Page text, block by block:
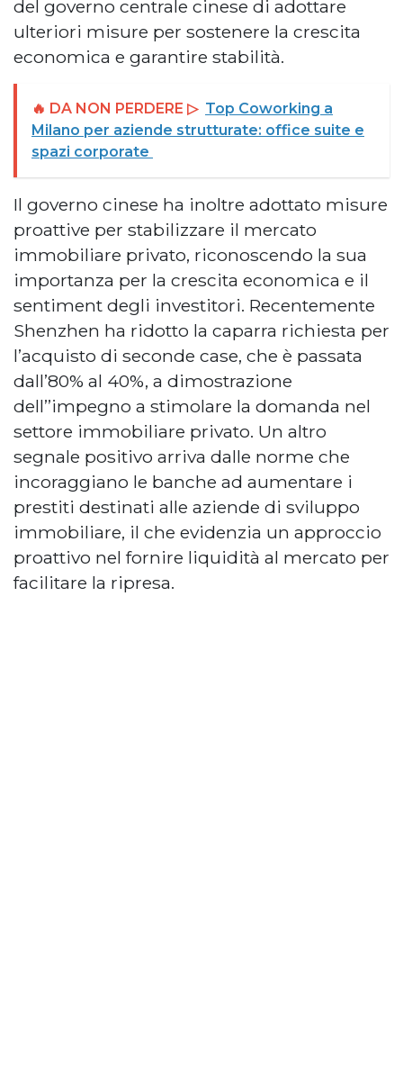
del governo centrale cinese di adottare
ulteriori misure per sostenere la crescita
economica e garantire stabilità.
🔥 DA NON PERDERE ▷ Top Coworking a
Milano per aziende strutturate: office suite e
spazi corporate
Il governo cinese ha inoltre adottato misure
proattive per stabilizzare il mercato
immobiliare privato, riconoscendo la sua
importanza per la crescita economica e il
sentiment degli investitori. Recentemente
Shenzhen ha ridotto la caparra richiesta per
l’acquisto di seconde case, che è passata
dall’80% al 40%, a dimostrazione
dell’’impegno a stimolare la domanda nel
settore immobiliare privato. Un altro
segnale positivo arriva dalle norme che
incoraggiano le banche ad aumentare i
prestiti destinati alle aziende di sviluppo
immobiliare, il che evidenzia un approccio
proattivo nel fornire liquidità al mercato per
facilitare la ripresa.